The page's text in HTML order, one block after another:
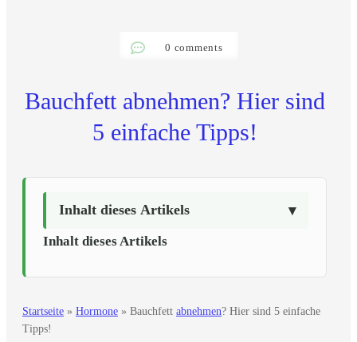
0 comments
Bauchfett abnehmen? Hier sind
5 einfache Tipps!
Inhalt dieses Artikels
Inhalt dieses Artikels
Startseite » Hormone » Bauchfett abnehmen? Hier sind 5 einfache
Tipps!